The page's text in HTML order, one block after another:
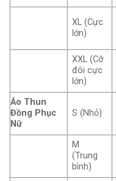
XL (Cực
lớn)
XXL (Cỡ
đôi cực
lớn)
Áo Thun
Đồng Phục
Nữ
S (Nhỏ)
M
(Trung
bình)